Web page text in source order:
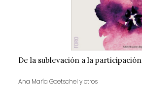
De la sublevación a la participación
Ana María Goetschel y otros